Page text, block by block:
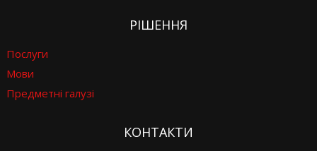
РІШЕННЯ
Послуги
Мови
Предметні галузі
КОНТАКТИ